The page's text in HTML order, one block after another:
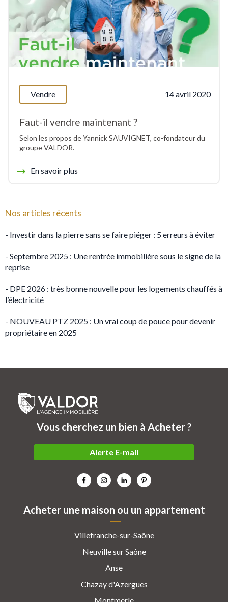
Vendre 14 avril 2020
Faut-il vendre maintenant ?
Selon les propos de Yannick SAUVIGNET, co-fondateur du
groupe VALDOR.
En savoir plus
Nos articles récents
- Investir dans la pierre sans se faire piéger : 5 erreurs à éviter
- Septembre 2025 : Une rentrée immobilière sous le signe de la
reprise
- DPE 2026 : très bonne nouvelle pour les logements chauffés à
l’électricité
- NOUVEAU PTZ 2025 : Un vrai coup de pouce pour devenir
propriétaire en 2025
Acheter une maison ou un appartement
Villefranche-sur-Saône
Neuville sur Saône
Anse
Chazay d'Azergues
Vous cherchez un bien à Acheter ?
Alerte E-mail